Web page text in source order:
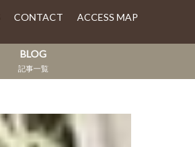
CONTACT ACCESS MAP
BLOG
記事一覧